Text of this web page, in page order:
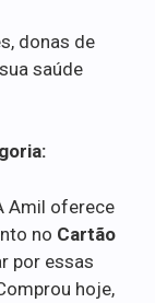
donas de
saúde
Amil oferece
no Cartão
por essas
hoje,